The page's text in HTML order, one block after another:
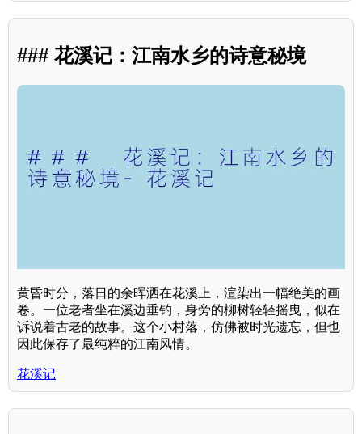
### 花溪记：江南水乡的诗意秘境
黄昏时分，落日的余晖洒在花溪上，渲染出一幅绝美的画
卷。一位老者坐在溪边垂钓，身旁的柳树轻轻摇曳，似在
诉说着古老的故事。这个小村落，仿佛被时光遗忘，但也
因此保存了最纯粹的江南风情。
花溪记